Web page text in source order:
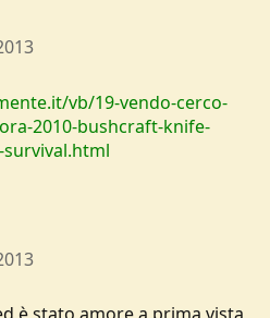
vb/19-vendo-cerco-
2010-bushcraft-knife-